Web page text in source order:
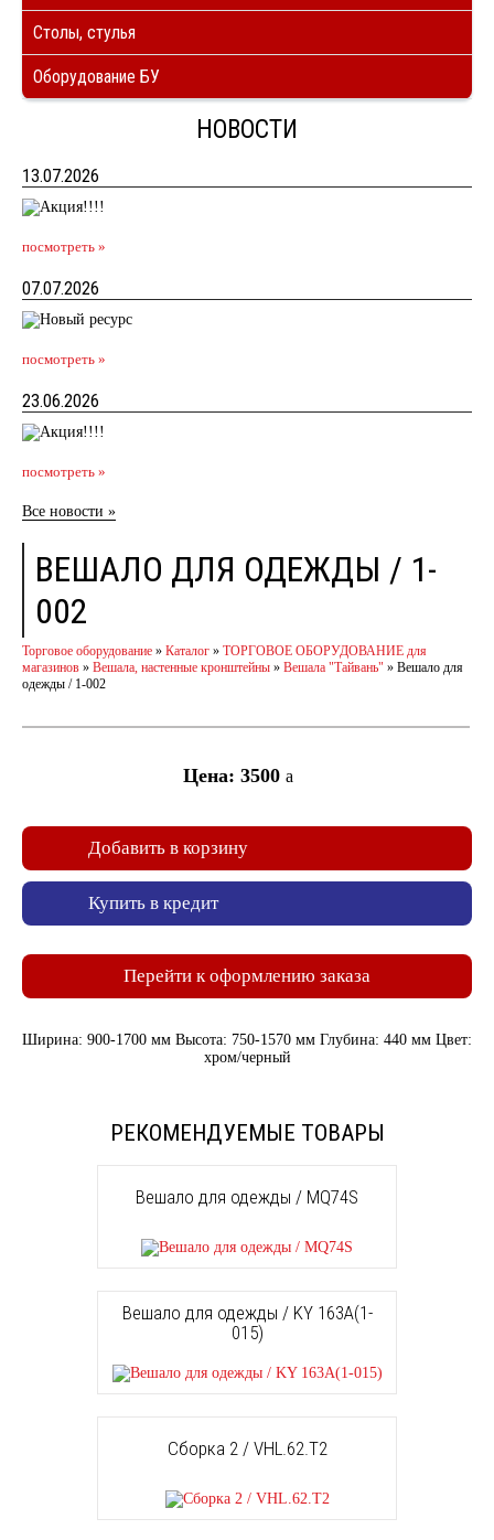
Столы, стулья
Оборудование БУ
НОВОСТИ
13.07.2026
посмотреть »
07.07.2026
посмотреть »
23.06.2026
посмотреть »
Все новости »
ВЕШАЛО ДЛЯ ОДЕЖДЫ / 1-
002
Торговое оборудование » Каталог » ТОРГОВОЕ ОБОРУДОВАНИЕ для
магазинов » Вешала, настенные кронштейны » Вешала "Тайвань" » Вешало для
одежды / 1-002
Цена: 3500 a
Добавить в корзину
Купить в кредит
Перейти к оформлению заказа
Ширина: 900-1700 мм Высота: 750-1570 мм Глубина: 440 мм Цвет:
хром/черный
РЕКОМЕНДУЕМЫЕ ТОВАРЫ
Вешало для одежды / MQ74S
Вешало для одежды / KY 163A(1-
015)
Сборка 2 / VHL.62.T2